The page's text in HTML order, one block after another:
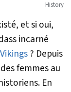
History
et si oui,
incarné
Vikings? Depuis
femmes au
En